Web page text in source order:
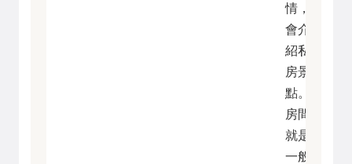
情，
會介
紹私
房景
點。
房間
就是
一般